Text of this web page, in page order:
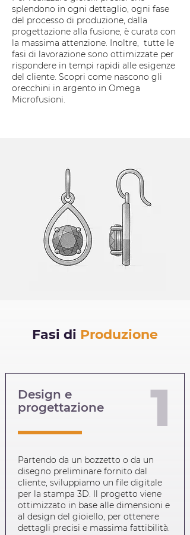
splendono in ogni dettaglio, ogni fase
del processo di produzione, dalla
progettazione alla fusione, è curata con
la massima attenzione. Inoltre, tutte le
fasi di lavorazione sono ottimizzate per
rispondere in tempi rapidi alle esigenze
del cliente. Scopri come nascono gli
orecchini in argento in Omega
Microfusioni.
Fasi di Produzione
Design e
progettazione
1
Partendo da un bozzetto o da un
disegno preliminare fornito dal
cliente, sviluppiamo un file digitale
per la stampa 3D. Il progetto viene
ottimizzato in base alle dimensioni e
al design del gioiello, per ottenere
dettagli precisi e massima fattibilità.